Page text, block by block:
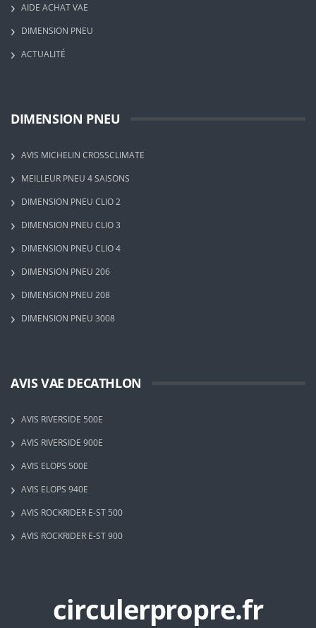
AIDE ACHAT VAE
DIMENSION PNEU
ACTUALITÉ
DIMENSION PNEU
AVIS MICHELIN CROSSCLIMATE
MEILLEUR PNEU 4 SAISONS
DIMENSION PNEU CLIO 2
DIMENSION PNEU CLIO 3
DIMENSION PNEU CLIO 4
DIMENSION PNEU 206
DIMENSION PNEU 208
DIMENSION PNEU 3008
AVIS VAE DECATHLON
AVIS RIVERSIDE 500E
AVIS RIVERSIDE 900E
AVIS ELOPS 500E
AVIS ELOPS 940E
AVIS ROCKRIDER E-ST 500
AVIS ROCKRIDER E-ST 900
circulerpropre.fr